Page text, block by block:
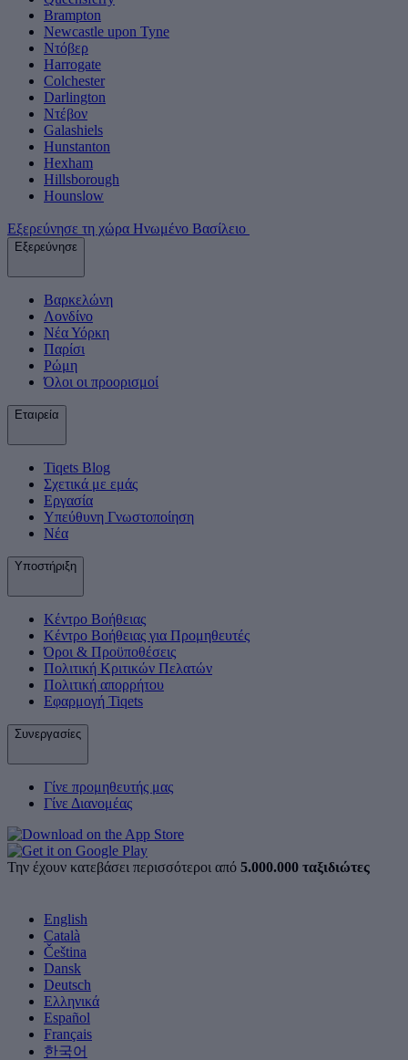
Brampton
Newcastle upon Tyne
Ντόβερ
Harrogate
Colchester
Darlington
Ντέβον
Galashiels
Hunstanton
Hexham
Hillsborough
Hounslow
Εξερεύνησε τη χώρα Ηνωμένο Βασίλειο
Εξερεύνησε
Βαρκελώνη
Λονδίνο
Νέα Υόρκη
Παρίσι
Ρώμη
Όλοι οι προορισμοί
Εταιρεία
Tiqets Βlog
Σχετικά με εμάς
Εργασία
Υπεύθυνη Γνωστοποίηση
Νέα
Υποστήριξη
Κέντρο Βοήθειας
Κέντρο Βοήθειας για Προμηθευτές
Όροι & Προϋποθέσεις
Πολιτική Κριτικών Πελατών
Πολιτική απορρήτου
Εφαρμογή Tiqets
Συνεργασίες
Γίνε προμηθευτής μας
Γίνε Διανομέας
Την έχουν κατεβάσει περισσότεροι από 5.000.000 ταξιδιώτες
English
Català
Čeština
Dansk
Deutsch
Ελληνικά
Español
Français
한국어